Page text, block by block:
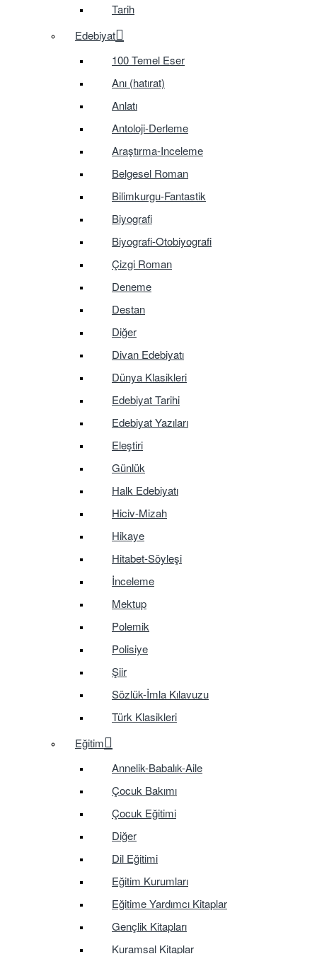
Tarih
Edebiyat
100 Temel Eser
Anı (hatırat)
Anlatı
Antoloji-Derleme
Araştırma-Inceleme
Belgesel Roman
Bilimkurgu-Fantastik
Biyografi
Biyografi-Otobiyografi
Çizgi Roman
Deneme
Destan
Diğer
Divan Edebiyatı
Dünya Klasikleri
Edebiyat Tarihi
Edebiyat Yazıları
Eleştiri
Günlük
Halk Edebiyatı
Hiciv-Mizah
Hikaye
Hitabet-Söyleşi
İnceleme
Mektup
Polemik
Polisiye
Şiir
Sözlük-İmla Kılavuzu
Türk Klasikleri
Eğitim
Annelik-Babalık-Aile
Çocuk Bakımı
Çocuk Eğitimi
Diğer
Dil Eğitimi
Eğitim Kurumları
Eğitime Yardımcı Kitaplar
Gençlik Kitapları
Kuramsal Kitaplar